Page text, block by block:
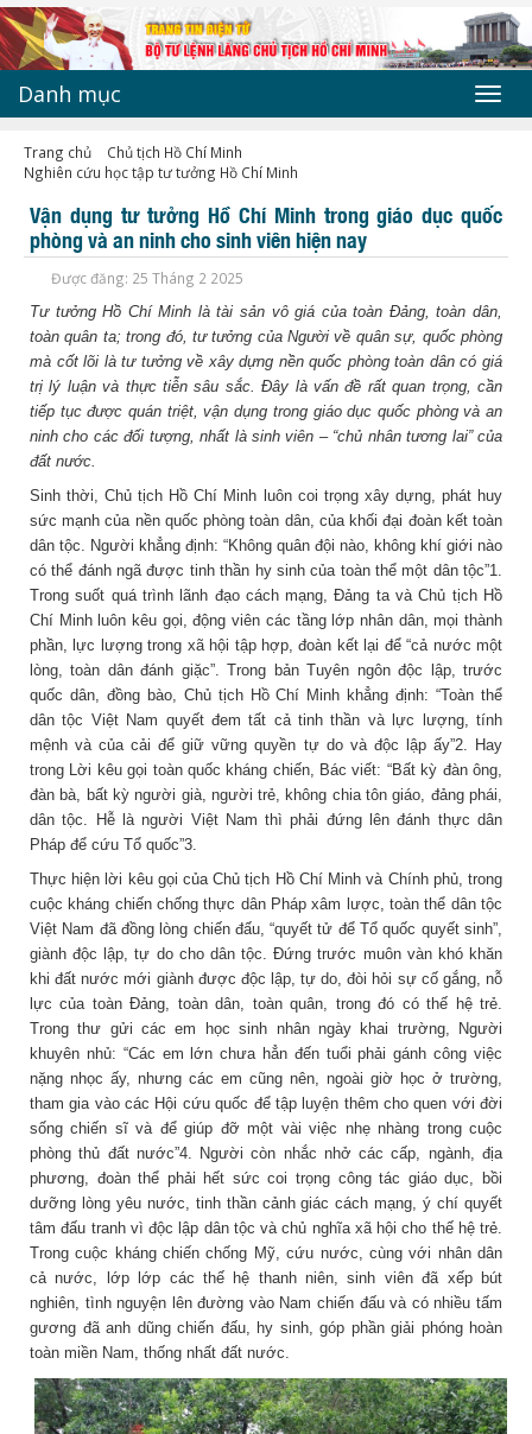
Danh mục
Trang chủ
Chủ tịch Hồ Chí Minh
Nghiên cứu học tập tư tưởng Hồ Chí Minh
Vận dụng tư tưởng Hồ Chí Minh trong giáo dục quốc
phòng và an ninh cho sinh viên hiện nay
Được đăng: 25 Tháng 2 2025
Tư tưởng Hồ Chí Minh là tài sản vô giá của toàn Đảng, toàn dân,
toàn quân ta; trong đó, tư tưởng của Người về quân sự, quốc phòng
mà cốt lõi là tư tưởng về xây dựng nền quốc phòng toàn dân có giá
trị lý luận và thực tiễn sâu sắc. Đây là vấn đề rất quan trọng, cần
tiếp tục được quán triệt, vận dụng trong giáo dục quốc phòng và an
ninh cho các đối tượng, nhất là sinh viên – “chủ nhân tương lai” của
đất nước.
Sinh thời, Chủ tịch Hồ Chí Minh luôn coi trọng xây dựng, phát huy
sức mạnh của nền quốc phòng toàn dân, của khối đại đoàn kết toàn
dân tộc. Người khẳng định: “Không quân đội nào, không khí giới nào
có thể đánh ngã được tinh thần hy sinh của toàn thể một dân tộc”1.
Trong suốt quá trình lãnh đạo cách mạng, Đảng ta và Chủ tịch Hồ
Chí Minh luôn kêu gọi, động viên các tầng lớp nhân dân, mọi thành
phần, lực lượng trong xã hội tập hợp, đoàn kết lại để “cả nước một
lòng, toàn dân đánh giặc”. Trong bản Tuyên ngôn độc lập, trước
quốc dân, đồng bào, Chủ tịch Hồ Chí Minh khẳng định: “Toàn thể
dân tộc Việt Nam quyết đem tất cả tinh thần và lực lượng, tính
mệnh và của cải để giữ vững quyền tự do và độc lập ấy”2. Hay
trong Lời kêu gọi toàn quốc kháng chiến, Bác viết: “Bất kỳ đàn ông,
đàn bà, bất kỳ người già, người trẻ, không chia tôn giáo, đảng phái,
dân tộc. Hễ là người Việt Nam thì phải đứng lên đánh thực dân
Pháp để cứu Tổ quốc”3.
Thực hiện lời kêu gọi của Chủ tịch Hồ Chí Minh và Chính phủ, trong
cuộc kháng chiến chống thực dân Pháp xâm lược, toàn thể dân tộc
Việt Nam đã đồng lòng chiến đấu, “quyết tử để Tổ quốc quyết sinh”,
giành độc lập, tự do cho dân tộc. Đứng trước muôn vàn khó khăn
khi đất nước mới giành được độc lập, tự do, đòi hỏi sự cố gắng, nỗ
lực của toàn Đảng, toàn dân, toàn quân, trong đó có thế hệ trẻ.
Trong thư gửi các em học sinh nhân ngày khai trường, Người
khuyên nhủ: “Các em lớn chưa hẳn đến tuổi phải gánh công việc
nặng nhọc ấy, nhưng các em cũng nên, ngoài giờ học ở trường,
tham gia vào các Hội cứu quốc để tập luyện thêm cho quen với đời
sống chiến sĩ và để giúp đỡ một vài việc nhẹ nhàng trong cuộc
phòng thủ đất nước”4. Người còn nhắc nhở các cấp, ngành, địa
phương, đoàn thể phải hết sức coi trọng công tác giáo dục, bồi
dưỡng lòng yêu nước, tinh thần cảnh giác cách mạng, ý chí quyết
tâm đấu tranh vì độc lập dân tộc và chủ nghĩa xã hội cho thế hệ trẻ.
Trong cuộc kháng chiến chống Mỹ, cứu nước, cùng với nhân dân
cả nước, lớp lớp các thế hệ thanh niên, sinh viên đã xếp bút
nghiên, tình nguyện lên đường vào Nam chiến đấu và có nhiều tấm
gương đã anh dũng chiến đấu, hy sinh, góp phần giải phóng hoàn
toàn miền Nam, thống nhất đất nước.